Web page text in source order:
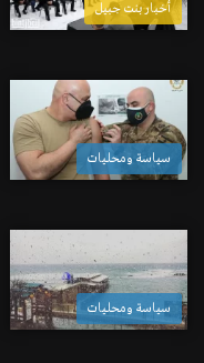
أخبار بنت جبيل
سياسة ومحليات
سياسة ومحليات